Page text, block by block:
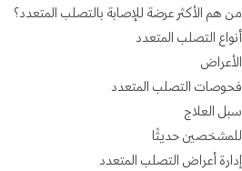
من هم الأكثر عرضة للإصابة بالتصلب المتعدد؟
أنواع التصلب المتعدد
الأعراض
فحوصات التصلب المتعدد
سبل العلاج
للمشخصين حديثًا
إدارة أعراض التصلب المتعدد